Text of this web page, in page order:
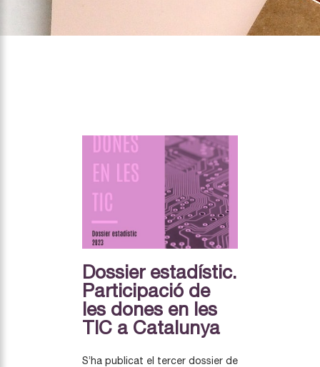
Dossier estadístic.
Participació de
les dones en les
TIC a Catalunya
S’ha publicat el tercer dossier de